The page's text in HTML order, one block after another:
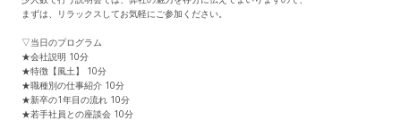
まずは、リラックスしてお気軽にご参加ください。
▽当日のプログラム
★会社説明 10分
★特徴【風土】 10分
★職種別の仕事紹介 10分
★新卒の1年目の流れ 10分
★若手社員との座談会 10分